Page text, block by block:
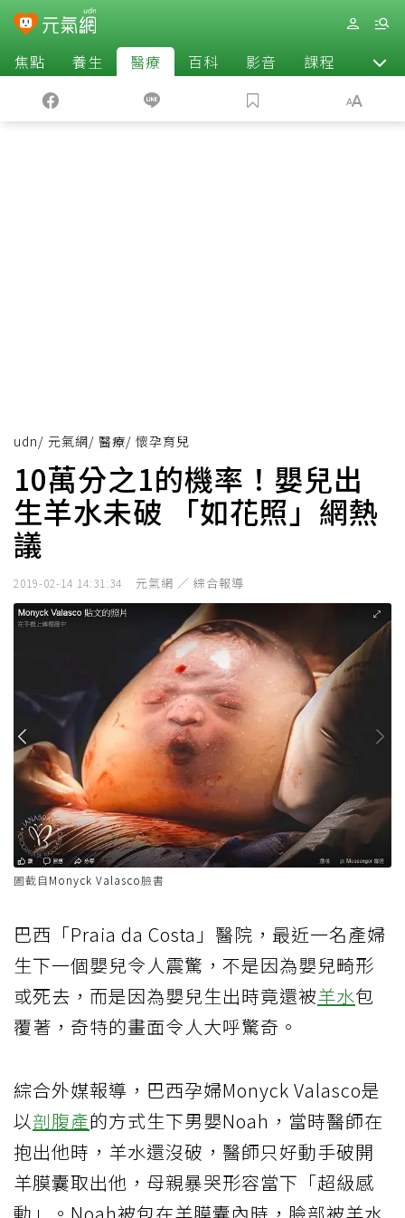
焦點 養生 醫療 百科 影音 課程 退休
udn/ 元氣網/ 醫療/ 懷孕育兒
10萬分之1的機率！嬰兒出
生羊水未破 「如花照」網熱
議
2019-02-14 14:31:34 元氣網 ／ 綜合報導
圖截自Monyck Valasco臉書
巴西「Praia da Costa」醫院，最近一名產婦
生下一個嬰兒令人震驚，不是因為嬰兒畸形
或死去，而是因為嬰兒生出時竟還被羊水包
覆著，奇特的畫面令人大呼驚奇。
綜合外媒報導，巴西孕婦Monyck Valasco是
以剖腹產的方式生下男嬰Noah，當時醫師在
抱出他時，羊水還沒破，醫師只好動手破開
羊膜囊取出他，母親暴哭形容當下「超級感
動」。Noah被包在羊膜囊內時，臉部被羊水